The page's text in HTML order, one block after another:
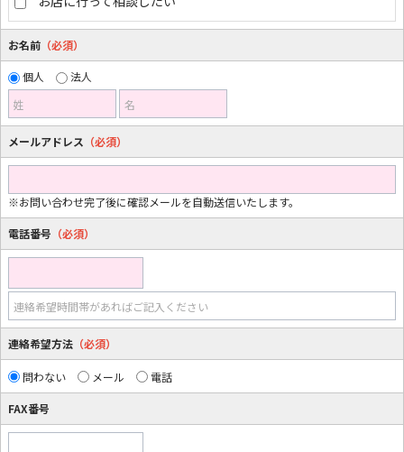
お名前 （必須）
個人
法人
姓
名
メールアドレス （必須）
※お問い合わせ完了後に確認メールを自動送信いたします。
電話番号 （必須）
連絡希望時間帯があればご記入ください
連絡希望方法 （必須）
問わない メール 電話
FAX番号